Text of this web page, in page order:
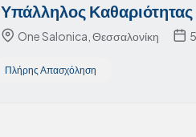
Υπάλληλος
One Salonica, Θεσσαλονίκη
Πλήρης Απασχόληση